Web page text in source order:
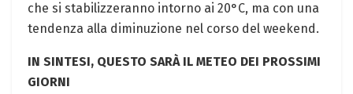
che si stabilizzeranno intorno ai 20°C, ma con una
tendenza alla diminuzione nel corso del weekend.
IN SINTESI, QUESTO SARÀ IL METEO DEI PROSSIMI
GIORNI